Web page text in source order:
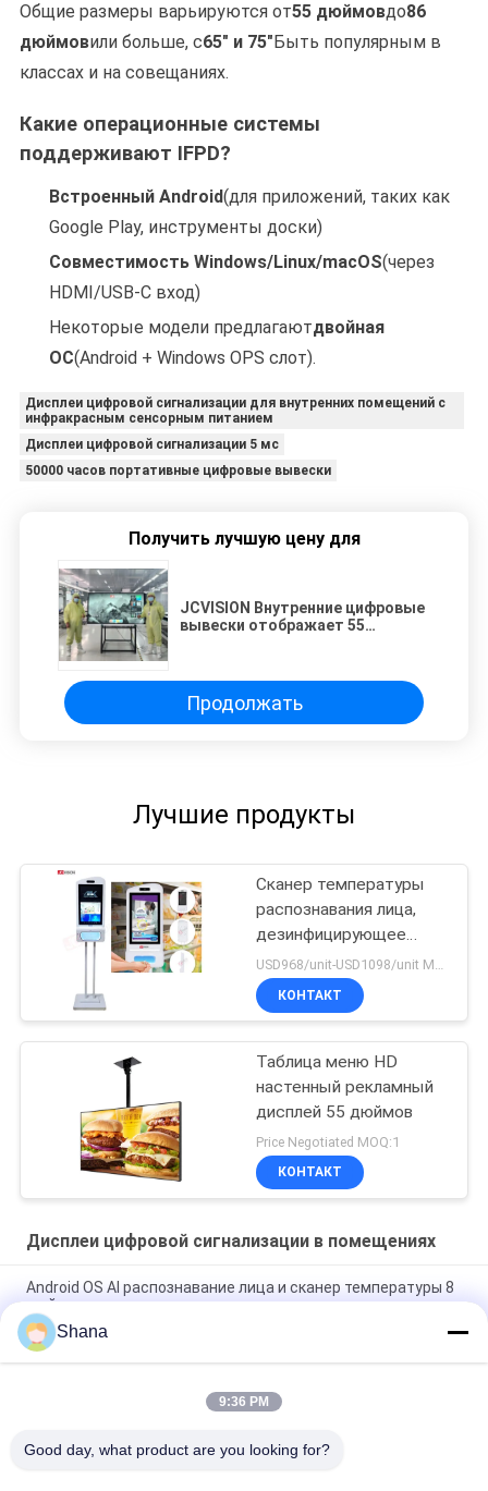
Общие размеры варьируются от55 дюймовдо86
дюймовили больше, с65" и 75" Быть популярным в
классах и на совещаниях.
Какие операционные системы
поддерживают IFPD?
Встроенный Android(для приложений, таких как
Google Play, инструменты доски)
Совместимость Windows/Linux/macOS(через
HDMI/USB-C вход)
Некоторые модели предлагаютдвойная
ОС(Android + Windows OPS слот).
Дисплеи цифровой сигнализации для внутренних помещений с
инфракрасным сенсорным питанием
Дисплеи цифровой сигнализации 5 мс
50000 часов портативные цифровые вывески
Получить лучшую цену для
JCVISION Внутренние цифровые
вывески отображает 55
Продолжать
Лучшие продукты
Сканер температуры
распознавания лица,
дезинфицирующее
средство для рук,
рекламный киоск
КОНТАКТ
Таблица меню HD
настенный рекламный
дисплей 55 дюймов
Price Negotiated MOQ:1
КОНТАКТ
Дисплеи цифровой сигнализации в помещениях
Android OS AI распознавание лица и сканер температуры 8
дюймов
Smartboard поворачивая крытый Signage цифров
показывает емкостный экран касания
JCVISION светодиодная панель TFT 32 дюйма цифровое
Shana
9:36 PM
Good day, what product are you looking for?